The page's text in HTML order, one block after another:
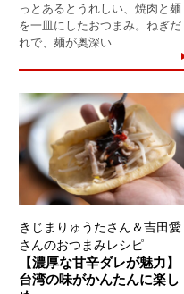
っとあるとうれしい、焼肉と麺
を一皿にしたおつまみ。ねぎだ
れで、麺が奥深い...
きじまりゅうたさん＆吉田愛
さんのおつまみレシピ
【濃厚な甘辛ダレが魅力】
台湾の味がかんたんに楽し